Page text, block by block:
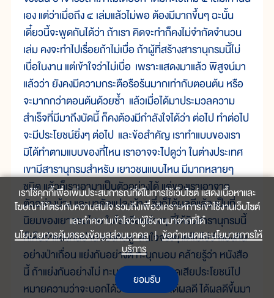
เอง แต่ว่าเมื่อถึง ๔ เล่มแล้วไม่พอ ต้องมีมากขึ้นๆ ฉะนั้น
เดี๋ยวนี้จะพูดกันได้ว่า ถ้าเรา คิดจะทำก็คงไม่จำกัดจำนวน
เล่ม คงจะทำไปเรื่อยถ้าไม่เบื่อ ถ้าผู้ที่สร้างสารานุกรมนี้ไม่
เบื่อในงาน แต่เข้าใจว่าไม่เบื่อ เพราะแสดงมาแล้ว พิสูจน์มา
แล้วว่า ยังคงมีความกระตือรือร้นมากเท่ากับตอนต้น หรือ
จะมากกว่าตอนต้นด้วยซ้ำ แล้วเมื่อได้มาประมวลความ
สำเร็จที่มีมาถึงบัดนี้ ก็คงต้องมีกำลังใจได้ว่า ต่อไป ทำต่อไป
จะมีประโยชน์ยิ่งๆ ต่อไป และข้อสำคัญ เราทำแบบของเรา
มิได้ทำตามแบบของที่ไหน เราอาจจะไปดูว่า ในต่างประเทศ
เขามีสารานุกรมสำหรับ เยาวชนแบบไหน มีมากหลายๆ
ชนิด แล้วก็เราเอามาเป็นตัวอย่างได้ แต่ของเราเอาจาก
ตัวอย่างบ้าง และมาดัดแปลงบ้าง ซึ่งก็ได้ผลดีแล้ว เป็นที่
นิยมของเยาวชนไทย ในโรงเรียนต่างๆ ที่ได้รับสารานุกรมนี้
ก็เห็นว่าแย่งกันอ่าน แย่งกันดู สนใจจริงๆ แต่ไม่ใช่ว่าแย่งกัน
อย่างป่าเถื่อน แย่งกันอย่างดี ทะนุถนอม คล้ายรู้ว่า หนังสือ
นี้ ถ้าแย่งกันอย่างไม่ ทะนุถนอม ก็ฉีกขาดเสียประโยชน์ไป
หมายความว่าจะบอกได้ว่า โครงการนี้ได้ผลดี ได้ผลดีขึ้นมา
เราใช้คุกกี้เพื่อเพิ่มประสบการณ์ที่ดีในการใช้เว็บไซต์ แสดงเนื้อหาและ
โฆษณาให้ตรงกับความสนใจ รวมถึงเพื่อวิเคราะห์การเข้าใช้งานเว็บไซต์
และทำความเข้าใจว่าผู้ใช้งานมาจากที่ใด๋
นโยบายการคุ้มครองข้อมูลส่วนบุคคล |ข้อกำหนดและนโยบายการให้
บริการ
ยอมรับ